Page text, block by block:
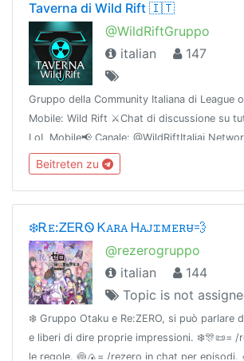
Taverna di Wild Rift 🇮🇹
@WildRiftGruppo
italian
147
Gruppo della Community Italiana di League
Mobile: Wild Rift ⚔️Chat di discussione su
LoL Mobile📢 Canale: @WildRiftItaliaℹ
@TavernaCommunity🎧 Discord: discord.gg/
Powered by @TavernaNetwork
Beitreten zu
❄️Ꭱꭼ:ᏃᎬᎡᏫ Ꮶꭺꭱꭺ Ꮋꭺꭻꮖꮇꭼꭱꮜ💨
@rezerogruppo
italian
144
Topic is not
❄️ Gruppo Otaku e Re:ZERO, si può parlare
e liberi di dire proprie impressioni. ❄️🎊📜= /
le regole. 🍥🍙= /rezero in chat per episodi.